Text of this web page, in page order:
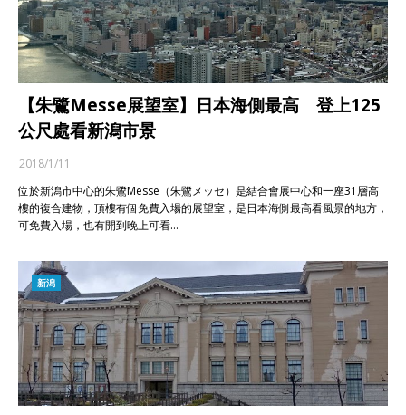
【朱鷺Messe展望室】日本海側最高 登上125
公尺處看新潟市景
2018/1/11
位於新潟市中心的朱鷺Messe（朱鷺メッセ）是結合會展中心和一座31層高
樓的複合建物，頂樓有個免費入場的展望室，是日本海側最高看風景的地方，
可免費入場，也有開到晚上可看…
新潟